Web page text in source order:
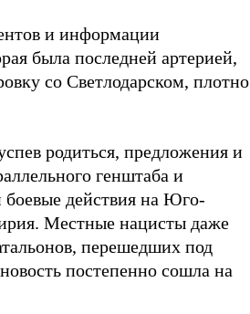
и информации
была последней артерией,
со Светлодарском, плотно
родиться, предложения и
генштаба и
боевые действия на Юго-
Местные нацисты даже
перешедших под
постепенно сошла на